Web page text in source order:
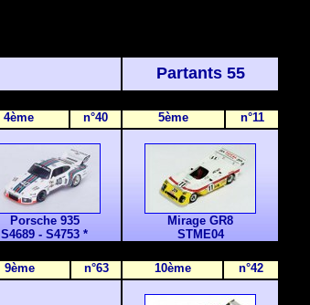
Partants 55
4ème n°40 5ème n°11
Porsche 935
S4689 - S4753 *
Mirage GR8
STME04
9ème n°63 10ème n°42